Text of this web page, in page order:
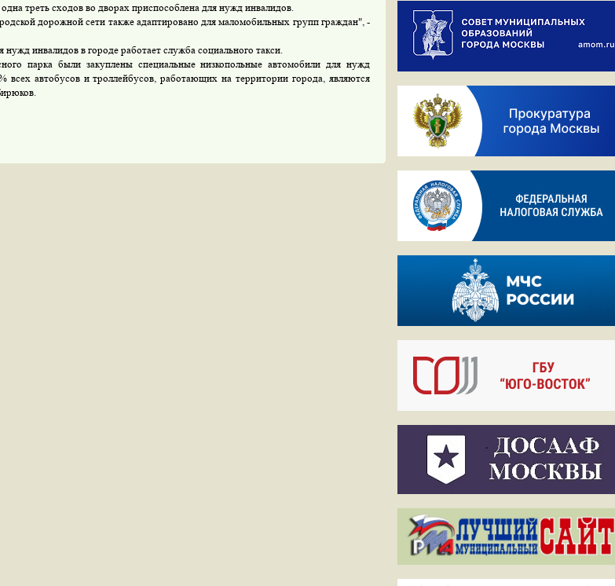
треть сходов во дворах приспособлена для нужд инвалидов.
дорожной сети также адаптировано для маломобильных групп граждан", -
инвалидов в городе работает служба социального такси.
парка были закуплены специальные низкопольные автомобили для нужд
всех автобусов и троллейбусов, работающих на территории города, являются